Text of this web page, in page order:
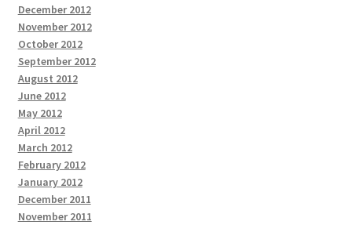
December 2012
November 2012
October 2012
September 2012
August 2012
June 2012
May 2012
April 2012
March 2012
February 2012
January 2012
December 2011
November 2011